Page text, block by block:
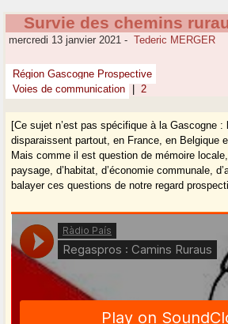
Survie des chemins
mercredi 13 janvier 2021 - Tederic MERGER
Région Gascogne Prospective
Voies de communication
2
[Ce sujet n’est pas spécifique à la Gascogne
disparaissent partout, en France, en Belgique
Mais comme il est question de mémoire
paysage, d’habitat, d’économie communale,
balayer ces questions de notre regard